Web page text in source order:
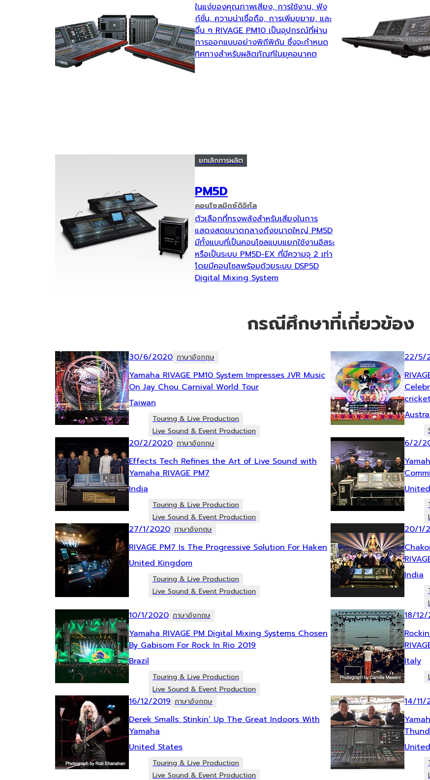
ในแง่ของคุณภาพเสียง, การใช้งาน, ฟัง
ก์ชั่น, ความน่าเชื่อถือ, การเพิ่มขยาย, และ
อื่น ๆ RIVAGE PM10 เป็นอุปกรณ์ที่ผ่าน
การออกแบบอย่างพิถีพิถัน ซึ่งจะกำหนด
ทิศทางสำหรับผลิตภัณฑ์ในยุคอนาคต
PM5D
คอนโซลมิกซ์ดิจิทัล
ยกเลิกการผลิต
ตัวเลือกที่ทรงพลังสำหรับเสียงในการ
แสดงสดขนาดกลางถึงขนาดใหญ่ PM5D
มีทั้งแบบที่เป็นคอนโซลแบบแยกใช้งานอิสระ
หรือเป็นระบบ PM5D-EX ที่มีความจุ 2 เท่า
โดยมีคอนโซลพร้อมด้วยระบบ DSP5D
Digital Mixing System
กรณีศึกษาที่เกี่ยวข้อง
30/6/2020 ภาษาอังกฤษ
Yamaha RIVAGE PM10 System Impresses JVR Music
On Jay Chou Carnival World Tour
Taiwan
Touring & Live Production
Live Sound & Event Production
22/5/
20/2/2020 ภาษาอังกฤษ
Effects Tech Refines the Art of Live Sound with
Yamaha RIVAGE PM7
India
Touring & Live Production
Live Sound & Event Production
6/2/
27/1/2020 ภาษาอังกฤษ
RIVAGE PM7 Is The Progressive Solution For Haken
United Kingdom
Touring & Live Production
Live Sound & Event Production
20/1/
India
10/1/2020 ภาษาอังกฤษ
Yamaha RIVAGE PM Digital Mixing Systems Chosen
By Gabisom For Rock In Rio 2019
Brazil
Touring & Live Production
Live Sound & Event Production
18/12/
Italy
16/12/2019 ภาษาอังกฤษ
Derek Smalls: Stinkin’ Up The Great Indoors With
Yamaha
United States
Touring & Live Production
Live Sound & Event Production
14/11/